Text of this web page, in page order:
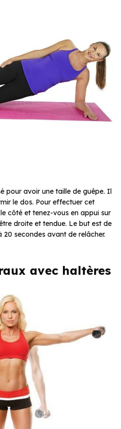
pour avoir une taille de guêpe. Il
le dos. Pour effectuer cet
côté et tenez-vous en appui sur
droite et tendue. Le but est de
secondes avant de relâcher.
avec haltères